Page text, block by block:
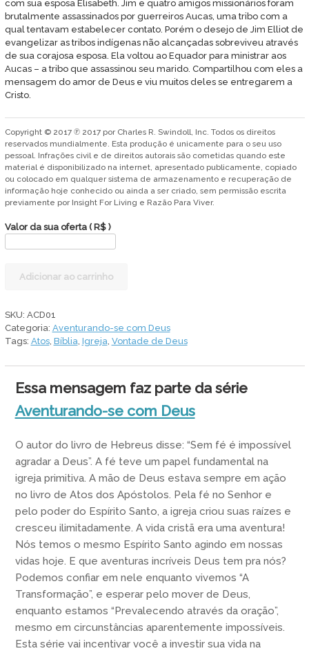
com sua esposa Elisabeth. Jim e quatro amigos missionários foram
brutalmente assassinados por guerreiros Aucas, uma tribo com a
qual tentavam estabelecer contato. Porém o desejo de Jim Elliot de
evangelizar as tribos indígenas não alcançadas sobreviveu através
de sua corajosa esposa. Ela voltou ao Equador para ministrar aos
Aucas – a tribo que assassinou seu marido. Compartilhou com eles a
mensagem do amor de Deus e viu muitos deles se entregarem a
Cristo.
Copyright © 2017 ℗ 2017 por Charles R. Swindoll, Inc. Todos os direitos
reservados mundialmente. Esta produção é unicamente para o seu uso
pessoal. Infrações civil e de direitos autorais são cometidas quando este
material é disponibilizado na internet, apresentado publicamente, copiado
ou colocado em qualquer sistema de armazenamento e recuperação de
informação hoje conhecido ou ainda a ser criado, sem permissão escrita
previamente por Insight For Living e Razão Para Viver.
Valor da sua oferta ( R$ )
nosso
Adicionar ao carrinho
SKU: ACD01
Categoria: Aventurando-se com Deus
Tags: Atos, Bíblia Igreja Vontade de Deus
Essa mensagem faz parte da série
Aventurando-se com Deus
O autor do livro de Hebreus disse: “Sem fé é impossível
agradar a Deus”. A fé teve um papel fundamental na
igreja primitiva. A mão de Deus estava sempre em ação
no livro de Atos dos Apóstolos. Pela fé no Senhor e
pelo poder do Espírito Santo, a igreja criou suas raízes e
cresceu ilimitadamente. A vida cristã era uma aventura!
Nós temos o mesmo Espírito Santo agindo em nossas
vidas hoje. E que aventuras incríveis Deus tem pra nós?
Podemos confiar em nele enquanto vivemos “A
Transformação”, e esperar pelo mover de Deus,
enquanto estamos “Prevalecendo através da oração”,
mesmo em circunstâncias aparentemente impossíveis.
Esta série vai incentivar você a investir sua vida na